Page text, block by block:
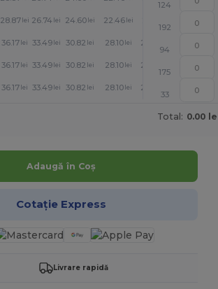
124
28.87 lei 26.74 lei 24.60 lei 22.46 lei
192
36.17 lei 33.49 lei 30.82 lei 28.10 lei 26.78
94
36.17 lei 33.49 lei 30.82 lei 28.10 lei 26.78
175
36.17 lei 33.49 lei 30.82 lei 28.10 lei 26.78
33
Total: 0.00
Adaugă în Coș
Cotație Express
Livrare rapidă